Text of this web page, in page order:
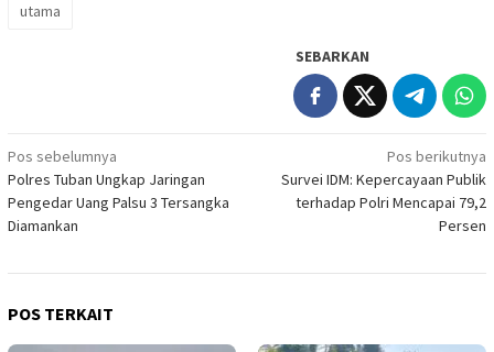
utama
SEBARKAN
Navigasi
pos
Pos sebelumnya
Polres Tuban Ungkap Jaringan
Pengedar Uang Palsu 3 Tersangka
Diamankan
Pos berikutnya
Survei IDM: Kepercayaan Publik
terhadap Polri Mencapai 79,2
Persen
POS TERKAIT